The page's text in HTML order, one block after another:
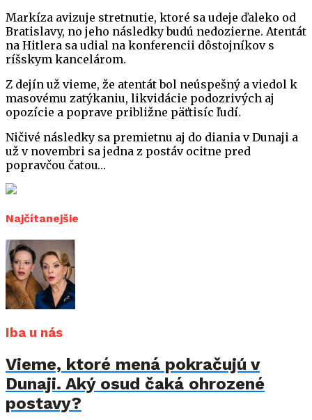
Markíza avizuje stretnutie, ktoré sa udeje ďaleko od
Bratislavy, no jeho následky budú nedozierne. Atentát
na Hitlera sa udial na konferencii dôstojníkov s
ríšskym kancelárom.
Z dejín už vieme, že atentát bol neúspešný a viedol k
masovému zatýkaniu, likvidácie podozrivých aj
opozície a poprave približne päťtisíc ľudí.
Ničivé následky sa premietnu aj do diania v Dunaji a
už v novembri sa jedna z postáv ocitne pred
popravčou čatou…
Najčítanejšie
Iba u nás
Vieme, ktoré mená pokračujú v
Dunaji. Aký osud čaká ohrozené
postavy?